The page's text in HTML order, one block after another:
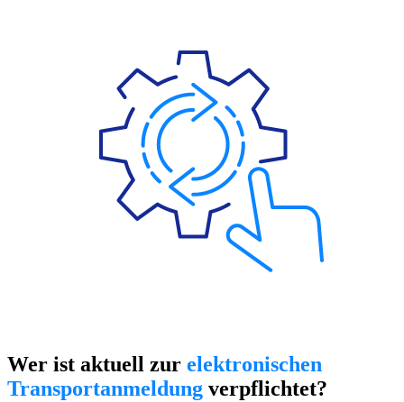
Wer ist aktuell zur elektronischen
Transportanmeldung verpflichtet?